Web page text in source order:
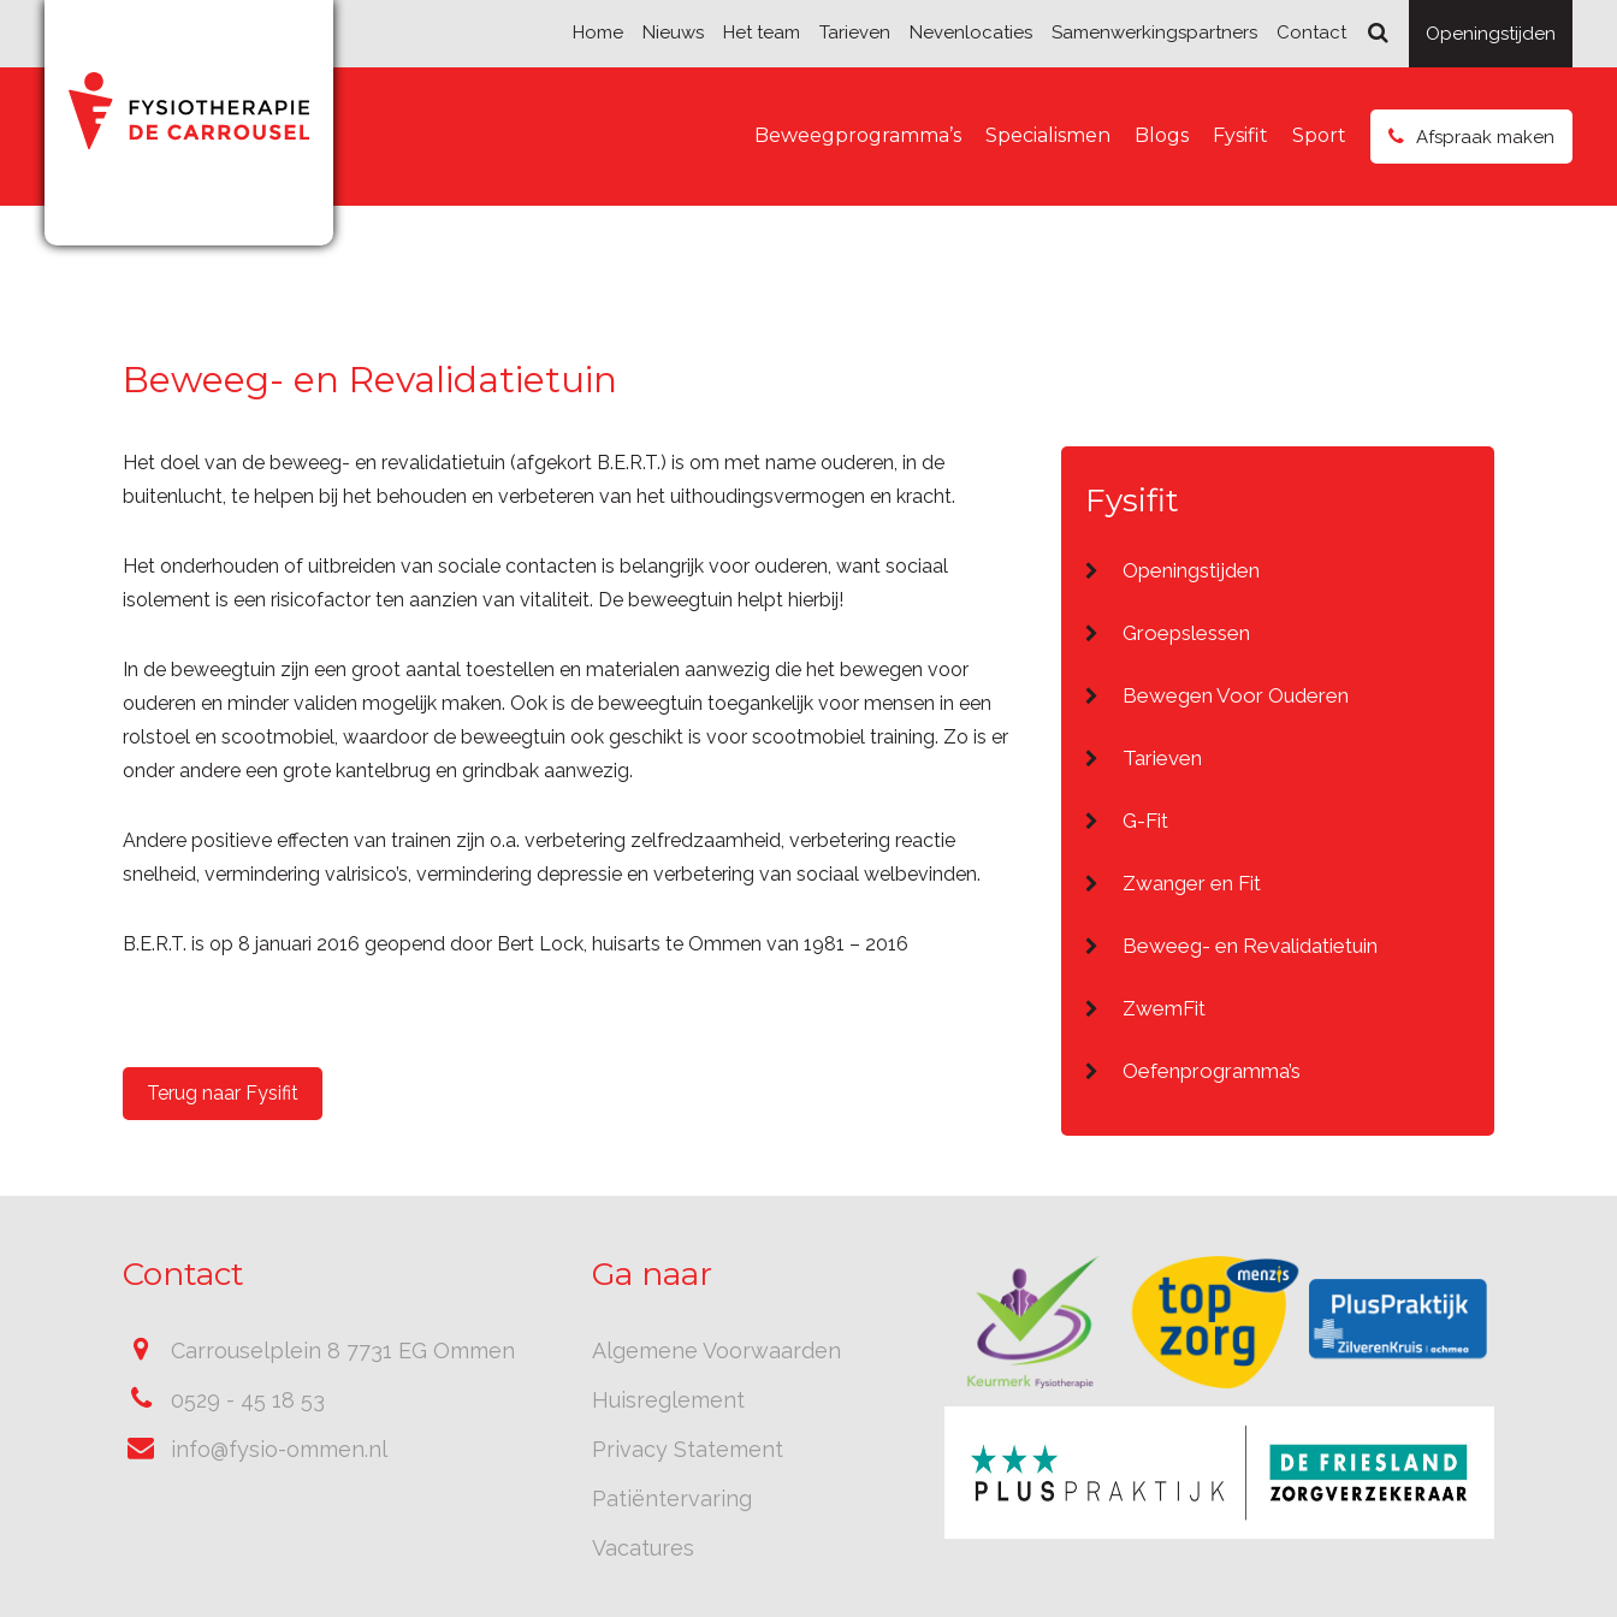
Home Nieuws Het team Tarieven Nevenlocaties Samenwerkingspartners Contact Openingstijden
Beweegprogramma’s Specialismen Blogs Fysifit Sport Afspraak maken
Beweeg- en Revalidatietuin
Het doel van de beweeg- en revalidatietuin (afgekort B.E.R.T.) is om met name ouderen, in de
buitenlucht, te helpen bij het behouden en verbeteren van het uithoudingsvermogen en kracht.
Het onderhouden of uitbreiden van sociale contacten is belangrijk voor ouderen, want sociaal
isolement is een risicofactor ten aanzien van vitaliteit. De beweegtuin helpt hierbij!
In de beweegtuin zijn een groot aantal toestellen en materialen aanwezig die het bewegen voor
ouderen en minder validen mogelijk maken. Ook is de beweegtuin toegankelijk voor mensen in een
rolstoel en scootmobiel, waardoor de beweegtuin ook geschikt is voor scootmobiel training. Zo is er
onder andere een grote kantelbrug en grindbak aanwezig.
Andere positieve effecten van trainen zijn o.a. verbetering zelfredzaamheid, verbetering reactie
snelheid, vermindering valrisico’s, vermindering depressie en verbetering van sociaal welbevinden.
B.E.R.T. is op 8 januari 2016 geopend door Bert Lock, huisarts te Ommen van 1981 – 2016
Terug naar Fysifit
Fysifit
Openingstijden
Groepslessen
Bewegen Voor Ouderen
Tarieven
G-Fit
Zwanger en Fit
Beweeg- en Revalidatietuin
ZwemFit
Oefenprogramma’s
Contact
Carrouselplein 8 7731 EG Ommen
0529 - 45 18 53
info@fysio-ommen.nl
Ga naar
Algemene Voorwaarden
Huisreglement
Privacy Statement
Patiëntervaring
Vacatures